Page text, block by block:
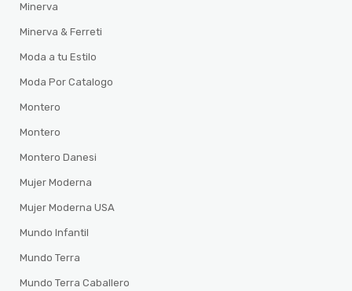
Minerva
Minerva & Ferreti
Moda a tu Estilo
Moda Por Catalogo
Montero
Montero
Montero Danesi
Mujer Moderna
Mujer Moderna USA
Mundo Infantil
Mundo Terra
Mundo Terra Caballero